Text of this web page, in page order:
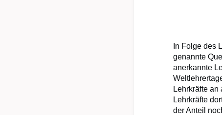
In Folge des
genannte
anerkannte
Lehrkräfte
Lehrkräfte
der Anteil